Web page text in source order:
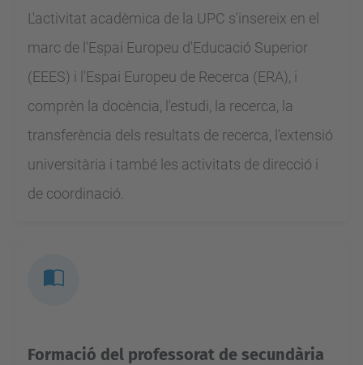
L'activitat acadèmica de la UPC s'insereix en el
marc de l'Espai Europeu d'Educació Superior
(EEES) i l'Espai Europeu de Recerca (ERA), i
comprèn la docència, l'estudi, la recerca, la
transferència dels resultats de recerca, l'extensió
universitària i també les activitats de direcció i
de coordinació.
Formació del professorat de secundària